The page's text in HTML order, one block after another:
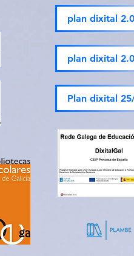
plan dixital
plan dixital
Plan dixital